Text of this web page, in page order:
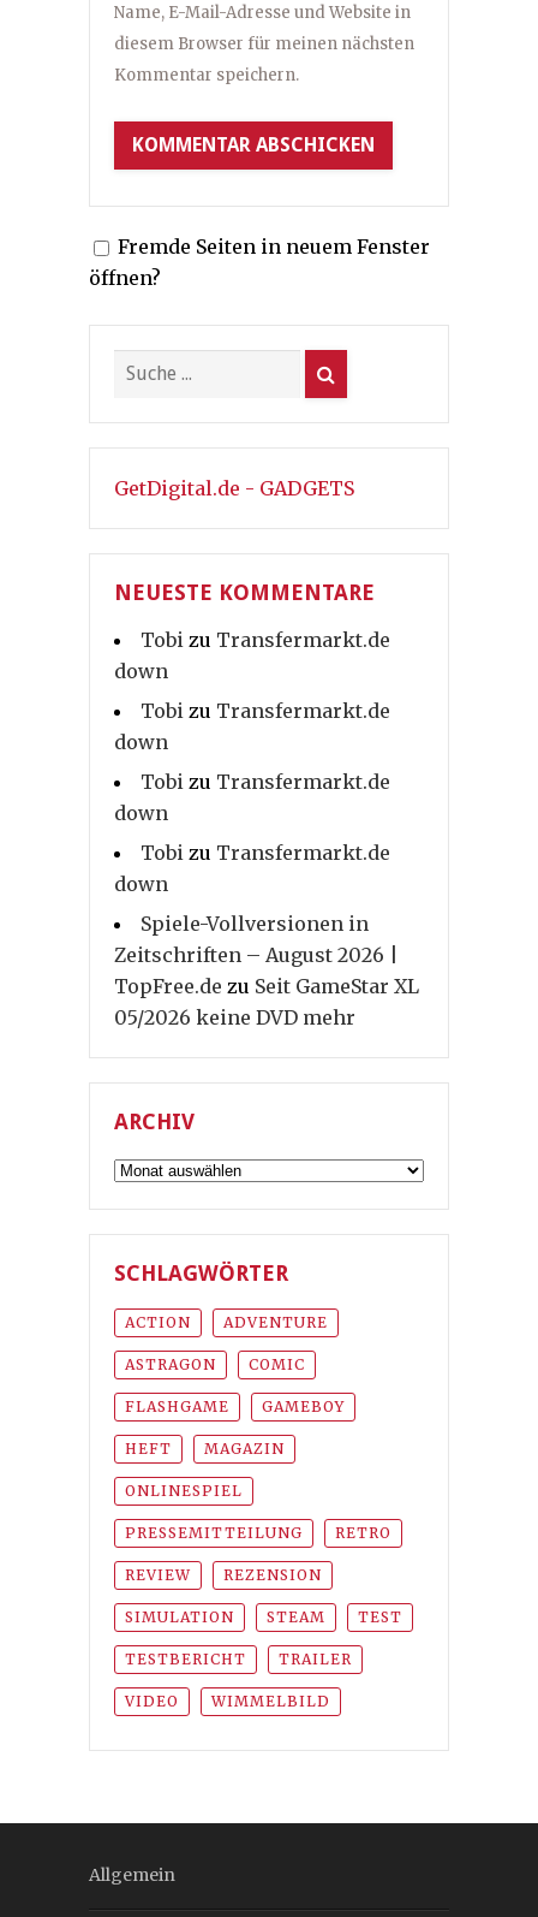
Name, E-Mail-Adresse und Website in
diesem Browser für meinen nächsten
Kommentar speichern.
Fremde Seiten in neuem Fenster
öffnen?
GetDigital.de - GADGETS
NEUESTE KOMMENTARE
Tobi zu Transfermarkt.de
down
Tobi zu Transfermarkt.de
down
Tobi zu Transfermarkt.de
down
Tobi zu Transfermarkt.de
down
Spiele-Vollversionen in
Zeitschriften – August 2026 |
TopFree.de zu Seit GameStar XL
05/2026 keine DVD mehr
ARCHIV
Archiv
SCHLAGWÖRTER
ACTION ADVENTURE
ASTRAGON COMIC
FLASHGAME GAMEBOY
HEFT MAGAZIN
ONLINESPIEL
PRESSEMITTEILUNG RETRO
REVIEW REZENSION
SIMULATION STEAM TEST
TESTBERICHT TRAILER
VIDEO WIMMELBILD
Allgemein